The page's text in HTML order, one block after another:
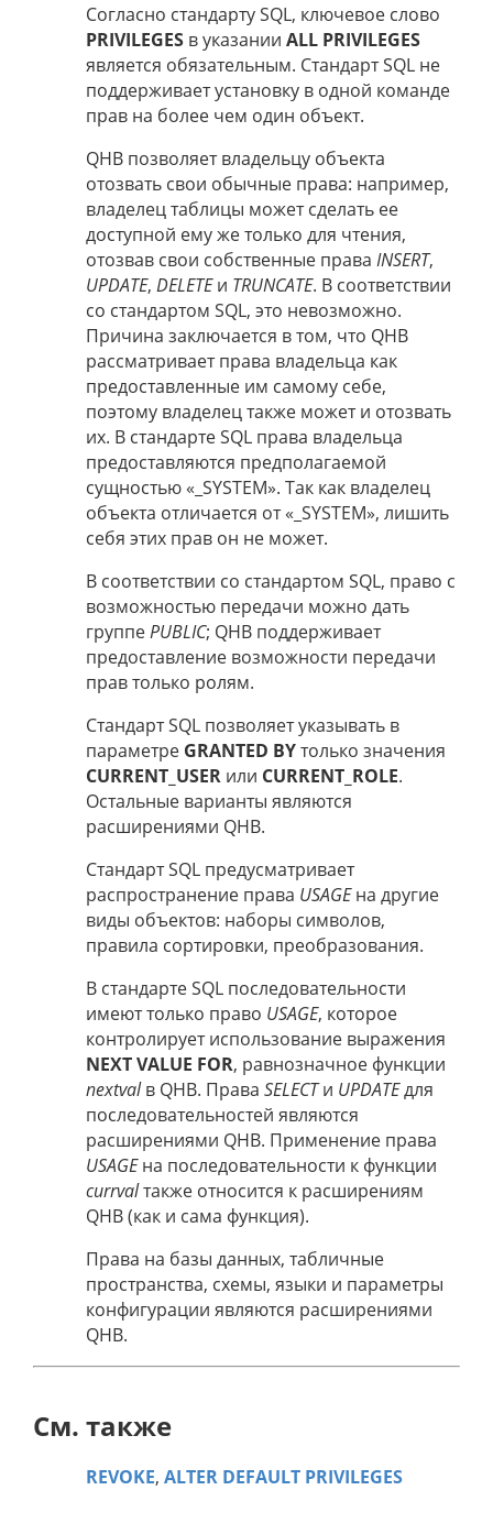
Согласно стандарту SQL, ключевое слово
PRIVILEGES в указании ALL PRIVILEGES
является обязательным. Стандарт SQL не
поддерживает установку в одной команде
прав на более чем один объект.
QHB позволяет владельцу объекта
отозвать свои обычные права: например,
владелец таблицы может сделать ее
доступной ему же только для чтения,
отозвав свои собственные права INSERT,
UPDATE, DELETEи TRUNCATE. В соответствии
со стандартом SQL, это невозможно.
Причина заключается в том, что QHB
рассматривает права владельца как
предоставленные им самому себе,
поэтому владелец также может и отозвать
их. В стандарте SQL права владельца
предоставляются предполагаемой
сущностью «_SYSTEM». Так как владелец
объекта отличается от «_SYSTEM», лишить
себя этих прав он не может.
В соответствии со стандартом SQL, право с
возможностью передачи можно дать
группеPUBLIC; QHB поддерживает
предоставление возможности передачи
прав только ролям.
Стандарт SQL позволяет указывать в
параметре GRANTED BYтолько значения
CURRENT_USER или CURRENT_ROLE.
Остальные варианты являются
расширениями QHB.
Стандарт SQL предусматривает
распространение права USAGEна другие
виды объектов: наборы символов,
правила сортировки, преобразования.
В стандарте SQL последовательности
имеют только право USAGE, которое
контролирует использование выражения
NEXT VALUE FOR, равнозначное функции
nextvalв QHB. Права SELECTи UPDATEдля
последовательностей являются
расширениями QHB. Применение права
USAGEна последовательности к функции
currvalтакже относится к расширениям
QHB (как и сама функция).
Права на базы данных, табличные
пространства, схемы, языки и параметры
конфигурации являются расширениями
QHB.
См. также
REVOKE, ALTER DEFAULT PRIVILEGES